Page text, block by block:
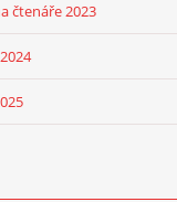
čtenáře 2023